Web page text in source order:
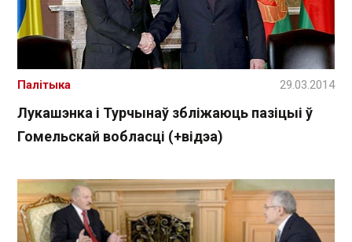
Лукашэнка і Турчынаў збліжаюць пазіцыі ў
Гомельскай вобласці (+відэа)
Палітыка 29.03.2014